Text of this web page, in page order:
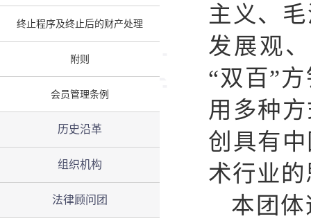
终止程序及终止后的财产处理
附则
会员管理条例
历史沿革
组织机构
法律顾问团
主义、
发展观
“双百”
用多种
创具有
术行业
本团